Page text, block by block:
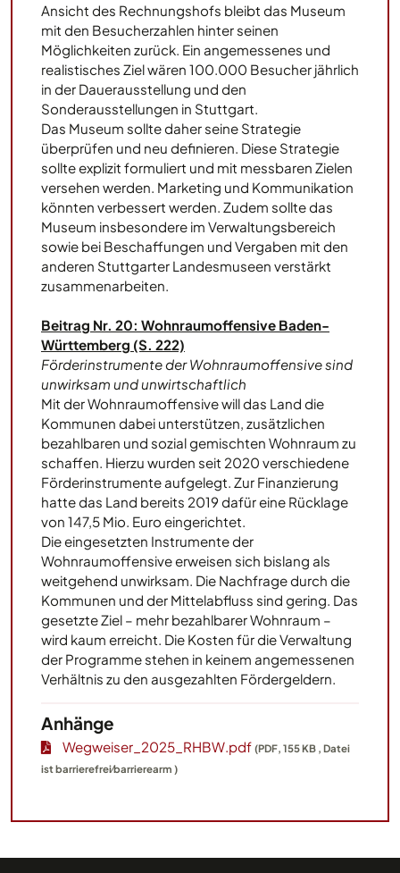
Ansicht des Rechnungshofs bleibt das Museum
mit den Besucherzahlen hinter seinen
Möglichkeiten zurück. Ein angemessenes und
realistisches Ziel wären 100.000 Besucher jährlich
in der Dauerausstellung und den
Sonderausstellungen in Stuttgart.
Das Museum sollte daher seine Strategie
überprüfen und neu definieren. Diese Strategie
sollte explizit formuliert und mit messbaren Zielen
versehen werden. Marketing und Kommunikation
könnten verbessert werden. Zudem sollte das
Museum insbesondere im Verwaltungsbereich
sowie bei Beschaffungen und Vergaben mit den
anderen Stuttgarter Landesmuseen verstärkt
zusammenarbeiten.
Beitrag Nr. 20: Wohnraumoffensive Baden-
Württemberg (S. 222)
Förderinstrumente der Wohnraumoffensive sind
unwirksam und unwirtschaftlich
Mit der Wohnraumoffensive will das Land die
Kommunen dabei unterstützen, zusätzlichen
bezahlbaren und sozial gemischten Wohnraum zu
schaffen. Hierzu wurden seit 2020 verschiedene
Förderinstrumente aufgelegt. Zur Finanzierung
hatte das Land bereits 2019 dafür eine Rücklage
von 147,5 Mio. Euro eingerichtet.
Die eingesetzten Instrumente der
Wohnraumoffensive erweisen sich bislang als
weitgehend unwirksam. Die Nachfrage durch die
Kommunen und der Mittelabfluss sind gering. Das
gesetzte Ziel – mehr bezahlbarer Wohnraum –
wird kaum erreicht. Die Kosten für die Verwaltung
der Programme stehen in keinem angemessenen
Verhältnis zu den ausgezahlten Fördergeldern.
Anhänge
Wegweiser_2025_RHBW.pdf (PDF, 155 KB , Datei
ist barrierefrei⁄barrierearm )